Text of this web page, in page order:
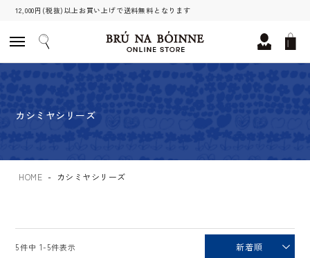
12,000円(税抜)以上お買い上げで送料無料となります
カシミヤシリーズ
HOME カシミヤシリーズ
新着順
5件中 1-5件表示